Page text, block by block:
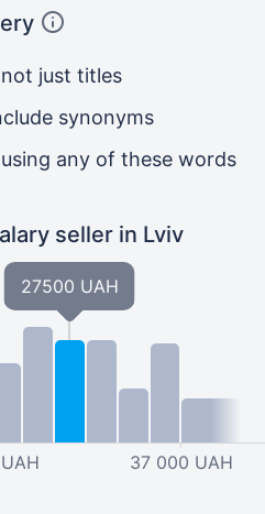
just titles
synonyms
any of these words
seller in Lviv
27500 UAH
37 000 UAH